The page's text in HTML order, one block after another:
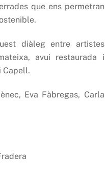
que ens permetran
diàleg entre artistes
avui restaurada i
Capell.
Eva Fàbregas, Carla